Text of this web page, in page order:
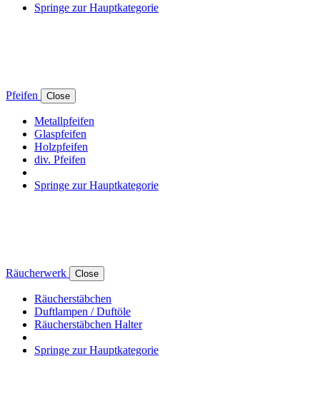
Springe zur Hauptkategorie
Pfeifen Close
Metallpfeifen
Glaspfeifen
Holzpfeifen
div. Pfeifen
Springe zur Hauptkategorie
Räucherwerk Close
Räucherstäbchen
Duftlampen / Duftöle
Räucherstäbchen Halter
Springe zur Hauptkategorie